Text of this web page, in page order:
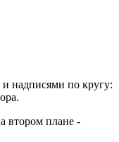
надписями по кругу:
втором плане -